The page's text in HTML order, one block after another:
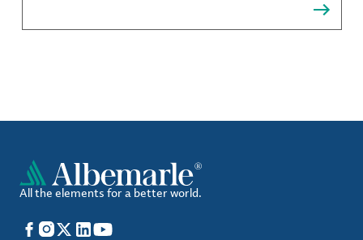
kompozit-anyag készítők és mások számára.
All the elements for a better world.
Facebook
Instagram
X LinkedIn
YouTube